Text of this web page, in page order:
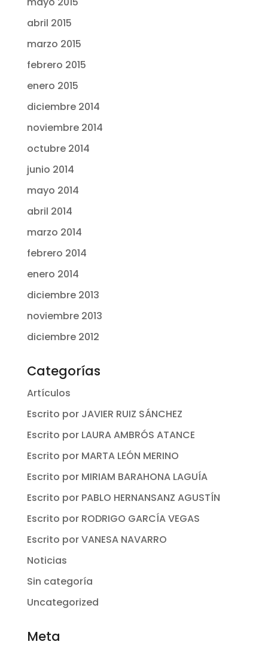
abril 2015
marzo 2015
febrero 2015
enero 2015
diciembre 2014
noviembre 2014
octubre 2014
junio 2014
mayo 2014
abril 2014
marzo 2014
febrero 2014
enero 2014
diciembre 2013
noviembre 2013
diciembre 2012
Categorías
Artículos
Escrito por JAVIER RUIZ SÁNCHEZ
Escrito por LAURA AMBRÓS ATANCE
Escrito por MARTA LEÓN MERINO
Escrito por MIRIAM BARAHONA LAGUÍA
Escrito por PABLO HERNANSANZ AGUSTÍN
Escrito por RODRIGO GARCÍA VEGAS
Escrito por VANESA NAVARRO
Noticias
Sin categoría
Uncategorized
Meta